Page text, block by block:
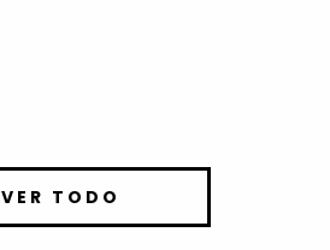
VER TODO